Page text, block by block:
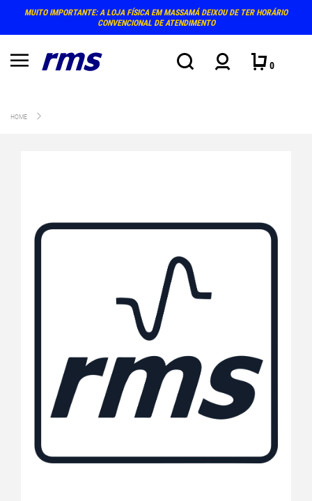
MUITO IMPORTANTE: A LOJA FÍSICA EM MASSAMÁ DEIXOU DE TER HORÁRIO
CONVENCIONAL DE ATENDIMENTO
0
HOME